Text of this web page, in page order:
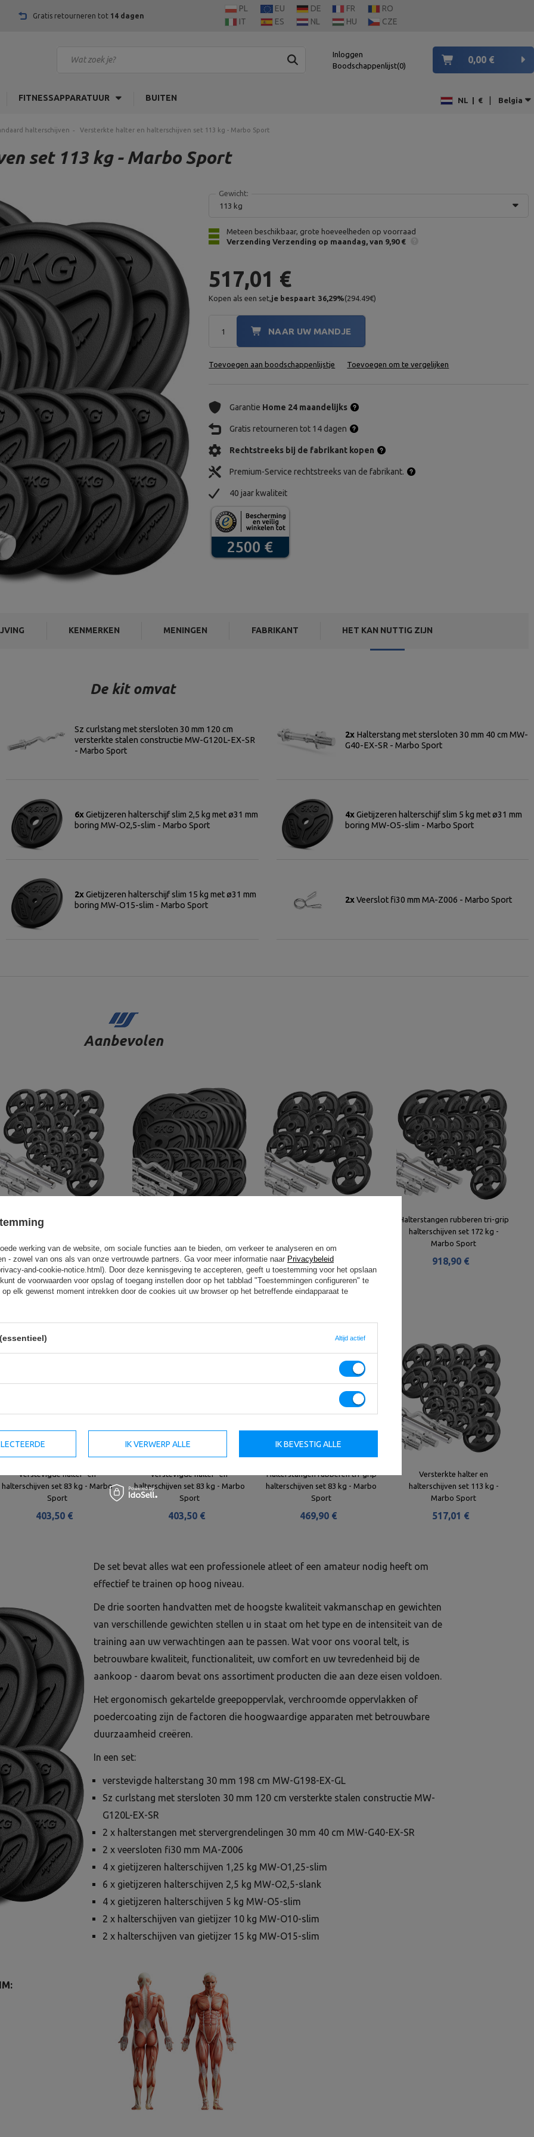
Gratis retourneren tot 14 dagen
PL EU DE FR
RO
IT
ES NL HU CZE
Inloggen
Boodschappenlijst 0
0,00 €
FITNESSAPPARATUUR BUITEN NL € | Belgia
halterschijven Versterkte halter en halterschijven set 113 kg - Marbo Sport
set 113 kg - Marbo Sport
Gewicht:
113 kg
Meteen beschikbaar, grote hoeveelheden op voorraad
Verzending Verzending op maandag van 9,90 €
517,01 €
Kopen als een set,je bespaart 36,29%(294.49€)
NAAR UW MANDJE
Toevoegen aan boodschappenlijstje Toevoegen om te vergelijken
Garantie Home 24 maandelijks
Gratis retourneren tot 14 dagen
Rechtstreeks bij de fabrikant kopen
Premium-Service rechtstreeks van de fabrikant.
40 jaar kwaliteit
KENMERKEN MENINGEN FABRIKANT HET KAN NUTTIG ZIJN
De kit omvat
Sz curlstang met stersloten 30 mm 120 cm
versterkte stalen constructie MW-G120L-EX-SR
- Marbo Sport
2x Halterstang met stersloten 30 mm 40 cm MW-
G40-EX-SR - Marbo Sport
6xGietijzeren halterschijf slim 2,5 kg met ø31 mm
boring MW-O2,5-slim - Marbo Sport
4xGietijzeren halterschijf slim 5 kg met ø31 mm
boring MW-O5-slim - Marbo Sport
2xGietijzeren halterschijf slim 15 kg met ø31 mm
boring MW-O15-slim - Marbo Sport
2xVeerslot fi30 mm MA-Z006 - Marbo Sport
Aanbevolen
Versterkte halter en
Marbo Sport
517,01 €
Marbo Sport
768,29 € 469,90 €
Halterstangen rubberen tri-grip
halterschijven set 172 kg -
Marbo Sport
918,90 €
verstevigde halter- en
halterschijven set 83 kg - Marbo
Sport
403,50 €
verstevigde halter- en
halterschijven set 83 kg - Marbo
Sport
403,50 €
Halterstangen rubberen tri-grip
halterschijven set 83 kg - Marbo
Sport
469,90 €
Versterkte halter en
halterschijven set 113 kg -
Marbo Sport
517,01 €
De set bevat alles wat een professionele atleet of een amateur nodig heeft om
effectief te trainen op hoog niveau.
De drie soorten handvatten met de hoogste kwaliteit vakmanschap en gewichten
van verschillende gewichten stellen u in staat om het type en de intensiteit van de
training aan uw verwachtingen aan te passen. Wat voor ons vooral telt, is
betrouwbare kwaliteit, functionaliteit, uw comfort en uw tevredenheid bij de
aankoop - daarom bevat ons assortiment producten die aan deze eisen voldoen.
Het ergonomisch gekartelde greepoppervlak, verchroomde oppervlakken of
poedercoating zijn de factoren die hoogwaardige apparaten met betrouwbare
duurzaamheid creëren.
In een set:
verstevigde halterstang 30 mm 198 cm MW-G198-EX-GL
Sz curlstang met stersloten 30 mm 120 cm versterkte stalen constructie MW-
G120L-EX-SR
2 x halterstangen met stervergrendelingen 30 mm 40 cm MW-G40-EX-SR
2 x veersloten fi30 mm MA-Z006
4 x gietijzeren halterschijven 1,25 kg MW-O1,25-slim
6 x gietijzeren halterschijven 2,5 kg MW-O2,5-slank
4 x gietijzeren halterschijven 5 kg MW-O5-slim
2 x halterschijven van gietijzer 10 kg MW-O10-slim
2 x halterschijven van gietijzer 15 kg MW-O15-slim
werking van de website, om sociale functies aan te bieden, om verkeer te analyseren en om
- zowel van ons als van onze vertrouwde partners. Ga voor meer informatie naar Privacybeleid
and-cookie-notice.html). Door deze kennisgeving te accepteren, geeft u toestemming voor het opslaan
de voorwaarden voor opslag of toegang instellen door op het tabblad "Toestemmingen configureren" te
elk gewenst moment intrekken door de cookies uit uw browser op het betreffende eindapparaat te
Altijd actief
IK VERWERP ALLE IK BEVESTIG ALLE